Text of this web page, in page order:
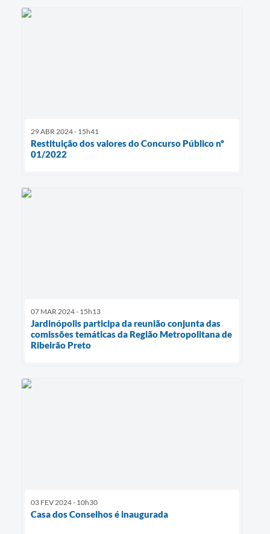
29 ABR 2024 - 15h41
Restituição dos valores do Concurso Público nº
01/2022
07 MAR 2024 - 15h13
Jardinópolis participa da reunião conjunta das
comissões temáticas da Região Metropolitana de
Ribeirão Preto
03 FEV 2024 - 10h30
Casa dos Conselhos é inaugurada